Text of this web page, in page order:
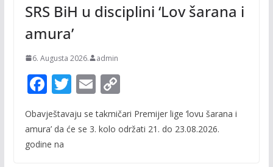
SRS BiH u disciplini ‘Lov šarana i
amura’
6. Augusta 2026. admin
F
ac
e
b
T
w
itt
E
m
ai
C
p
Obavještavaju se takmičari Premijer lige ‘lovu šarana i
amura’ da će se 3. kolo održati 21. do 23.08.2026.
godine na